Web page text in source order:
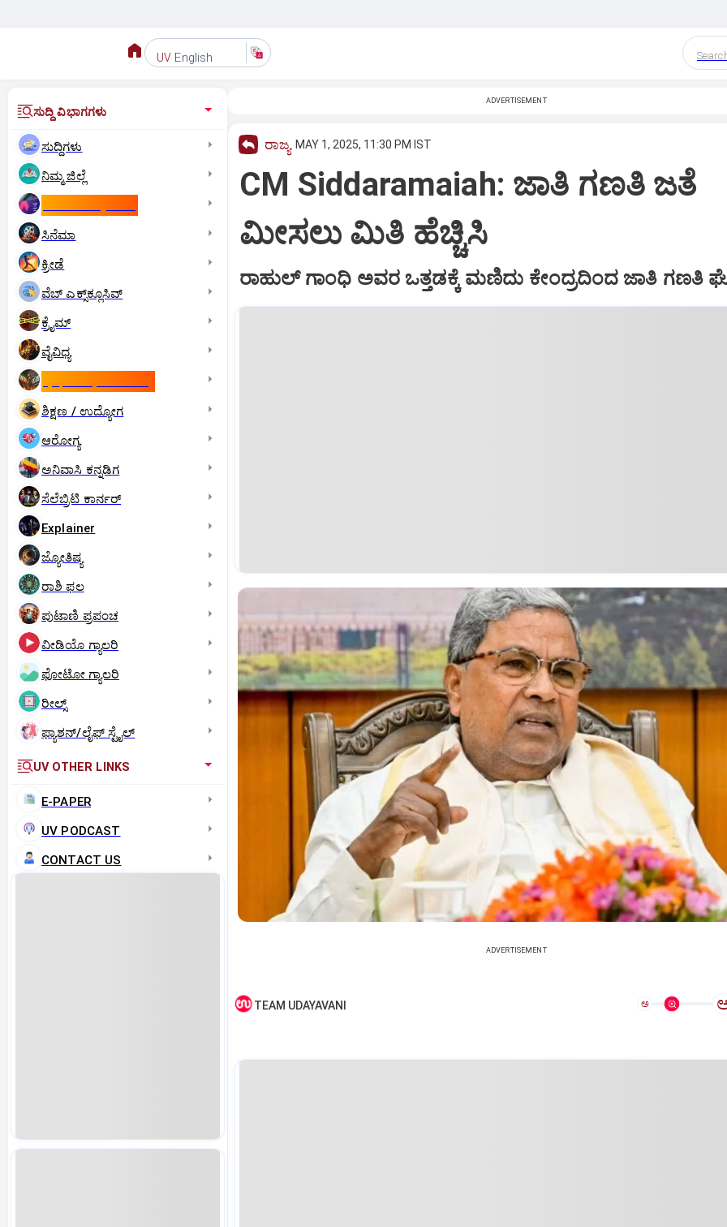
UV English
ಸುದ್ದಿ ವಿಭಾಗಗಳು
ಸುದ್ದಿಗಳು
ನಿಮ್ಮ ಜಿಲ್ಲೆ
ಸಿನೆಮಾ
ಕ್ರೀಡೆ
ವೆಬ್ ಎಕ್ಸ್‌ಕ್ಲೂಸಿವ್
ಕ್ರೈಮ್
ವೈವಿಧ್ಯ
ಶಿಕ್ಷಣ / ಉದ್ಯೋಗ
ಆರೋಗ್ಯ
ಅನಿವಾಸಿ ಕನ್ನಡಿಗ
ಸೆಲೆಬ್ರಿಟಿ ಕಾರ್ನರ್‌
Explainer
ಜ್ಯೋತಿಷ್ಯ
ರಾಶಿ ಫಲ
ಪುಟಾಣಿ ಪ್ರಪಂಚ
ವೀಡಿಯೊ ಗ್ಯಾಲರಿ
ಫೋಟೋ ಗ್ಯಾಲರಿ
ರೀಲ್ಸ್
ಫ್ಯಾಶನ್/ಲೈಫ್‌ ಸ್ಟೈಲ್
UV OTHER LINKS
E-PAPER
UV PODCAST
CONTACT US
ADVERTISEMENT
ರಾಜ್ಯ MAY 1, 2025, 11:30 PM IST
CM Siddaramaiah: ಜಾತಿ ಗಣತಿ ಜತೆ
ಮೀಸಲು ಮಿತಿ ಹೆಚ್ಚಿಸಿ
ರಾಹುಲ್‌ ಗಾಂಧಿ ಅವರ ಒತ್ತಡಕ್ಕೆ ಮಣಿದು ಕೇಂದ್ರದಿಂದ ಜಾತಿ ಗಣತಿ
ADVERTISEMENT
TEAM UDAYAVANI ಅ